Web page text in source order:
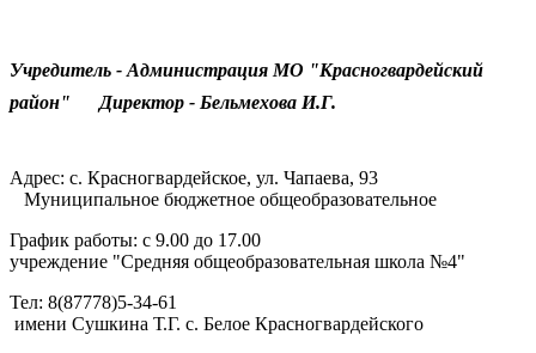
Учредитель - Администрация МО "Красногвардейский
район" Директор - Бельмехова И.Г.
Адрес: с. Красногвардейское, ул. Чапаева, 93
Муниципальное бюджетное общеобразовательное
График работы: с 9.00 до 17.00
учреждение "Средняя общеобразовательная школа №4"
Тел: 8(87778)5-34-61
имени Сушкина Т.Г. с. Белое Красногвардейского